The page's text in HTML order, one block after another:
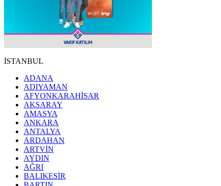
İSTANBUL
ADANA
ADIYAMAN
AFYONKARAHİSAR
AKSARAY
AMASYA
ANKARA
ANTALYA
ARDAHAN
ARTVİN
AYDIN
AĞRI
BALIKESİR